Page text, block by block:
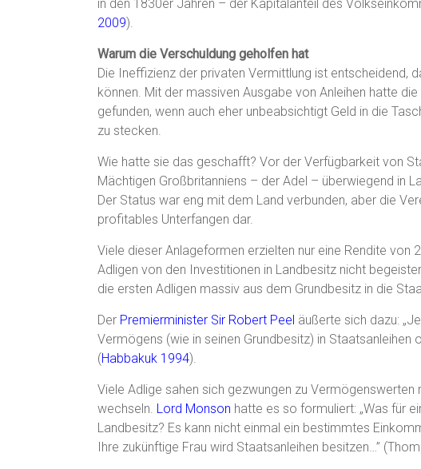
in den 1830er Jahren – der Kapitalanteil des
2009).
Warum die Verschuldung geholfen hat
Die Ineffizienz der privaten Vermittlung ist entscheidend,
können. Mit der massiven Ausgabe von Anleihen hatte
gefunden, wenn auch eher unbeabsichtigt Geld in die
zu stecken.
Wie hatte sie das geschafft? Vor der Verfügbarkeit von
Mächtigen Großbritanniens – der Adel – überwiegend in
Der Status war eng mit dem Land verbunden, aber die
profitables Unterfangen dar.
Viele dieser Anlageformen erzielten nur eine Rendite von
Adligen von den Investitionen in Landbesitz nicht
die ersten Adligen massiv aus dem Grundbesitz in die
Der Premierminister Sir Robert Peel äußerte sich dazu:
Vermögens (wie in seinen Grundbesitz) in Staatsanleihen
(Habbakuk 1994).
Viele Adlige sahen sich gezwungen zu
wechseln. Lord Monson hatte es so formuliert: „Was für
Landbesitz? Es kann nicht einmal ein bestimmtes
Ihre zukünftige Frau wird Staatsanleihen besitzen…”